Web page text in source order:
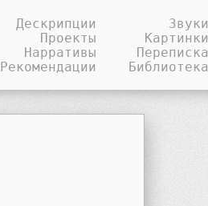
Дескрипции
Проекты
Нарративы
Рекомендации
Звуки
Картинки
Переписка
Библиотека